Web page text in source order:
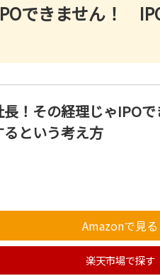
できません！
長！その経理じゃIPO
るという考え方
Amazonで見る
楽天市場で探す